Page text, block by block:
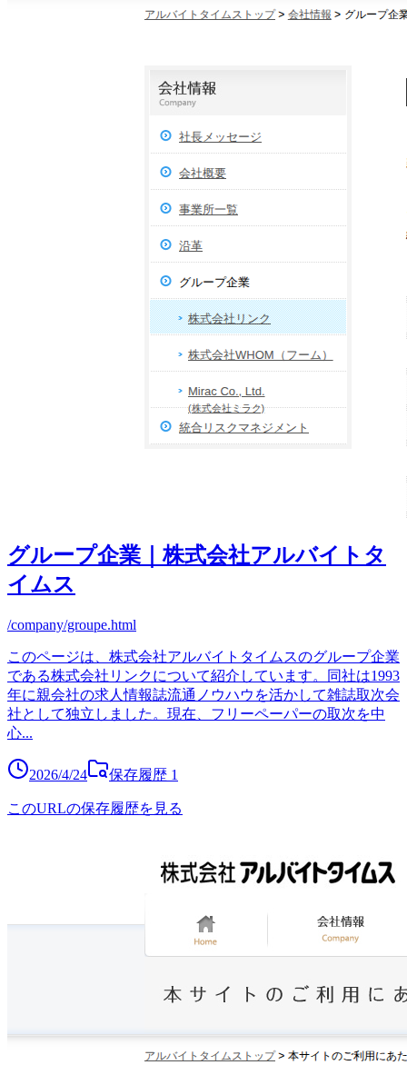
グループ企業｜株式会社アルバイトタ
イムス
/company/groupe.html
このページは、株式会社アルバイトタイムスのグループ企業
である株式会社リンクについて紹介しています。同社は1993
年に親会社の求人情報誌流通ノウハウを活かして雑誌取次会
社として独立しました。現在、フリーペーパーの取次を中
心...
2026/4/24 保存履歴 1
このURLの保存履歴を見る